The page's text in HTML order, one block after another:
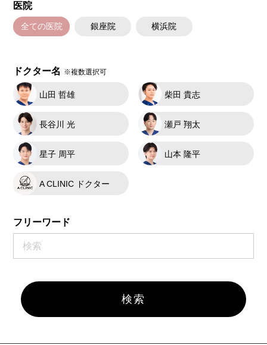
医院
全ての医院 銀座院 横浜院
ドクター名 ※複数選択可
山田 哲雄 柴田 貴志
長谷川 光 瀬戸 翔太
星子 周平 山本 隆平
A CLINIC ドクター
フリーワード